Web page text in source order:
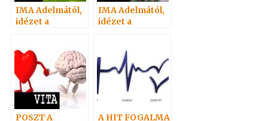
IMA Adelmától,
idézet a
IMA Adelmától,
idézet a
POSZT A A HIT FOGALMA